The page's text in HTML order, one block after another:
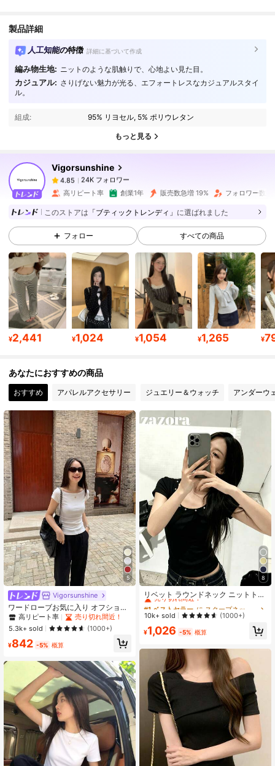
製品詳細
人工知能の特徴 詳細に基づいて作成
編み物生地: ニットのような肌触りで、心地よい見た目。
カジュアル: さりげない魅力が光る、エフォートレスなカジュアルスタイ
ル。
組成: 95% リヨセル, 5% ポリウレタン
もっと見る
Vigorsunshine
4.85 24K フォロワー
4.85
24K フォロワー
s***6は1日前に購入しました
4.85 24K フォロワー
4.85 24K フォロワー
4.85 24K フォロワー
24K フォロワー
4.85 24K フォロワー
4.85 24K フォロワー
4.85 24K フォロワー
4.85 24K フォロワー
高リピート率 創業1年 販売数急増 19% フォロワー数急
このストアは 「ブティックトレンディ」 に選ばれました
フォロー すべての商品
¥2,441 ¥1,024 ¥1,054 ¥1,265 ¥
あなたにおすすめの商品
おすすめ アパレルアクセサリー ジュエリー＆ウォッチ アンダーウ
5
Vigorsunshine
ワードローブお気に入り オフショル
ダー 夏 半袖Tシャツ レディースデザ
イン ボートネック スリムフィット
エレガント ホワイト ニットトップ
カジュアル、クリーンガール エステ
ティック
高リピート率
売り切れ間近！
5.3k+ sold
(1000+)
¥842 -5% 概算
8
リベット ラウンドネック ニットトッ
プ、多用途スリムフィット ニッチ 半
袖 スリムトップ、やや低めのネック
ライン、素材、レディースカジュア
ルブラック夏服
#1 ベストセラー
売り切れ間近！
#1 ベストセラー
売り切れ間近！
#1 ベストセラー
売り切れ間近！
#1 ベストセラー
売り切れ間近！
10k+ sold (1000+)
¥1,026 -5% 概算